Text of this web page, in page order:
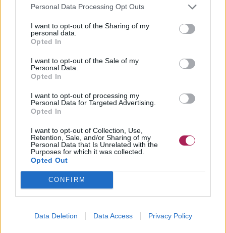
Personal Data Processing Opt Outs
I want to opt-out of the Sharing of my
personal data.
Opted In
I want to opt-out of the Sale of my
Personal Data.
Opted In
I want to opt-out of processing my
Personal Data for Targeted Advertising.
Opted In
I want to opt-out of Collection, Use,
Retention, Sale, and/or Sharing of my
Personal Data that Is Unrelated with the
Purposes for which it was collected.
Opted Out
CONFIRM
Data Deletion Data Access Privacy Policy